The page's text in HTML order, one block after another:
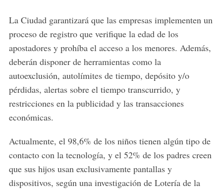
La Ciudad garantizará que las empresas implementen un
proceso de registro que verifique la edad de los
apostadores y prohíba el acceso a los menores. Además,
deberán disponer de herramientas como la
autoexclusión, autolímites de tiempo, depósito y/o
pérdidas, alertas sobre el tiempo transcurrido, y
restricciones en la publicidad y las transacciones
económicas.
Actualmente, el 98,6% de los niños tienen algún tipo de
contacto con la tecnología, y el 52% de los padres creen
que sus hijos usan exclusivamente pantallas y
dispositivos, según una investigación de Lotería de la